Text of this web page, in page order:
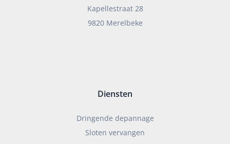
Kapellestraat 28
9820 Merelbeke
Diensten
Dringende depannage
Sloten vervangen